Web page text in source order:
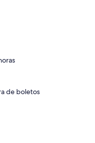
de boletos